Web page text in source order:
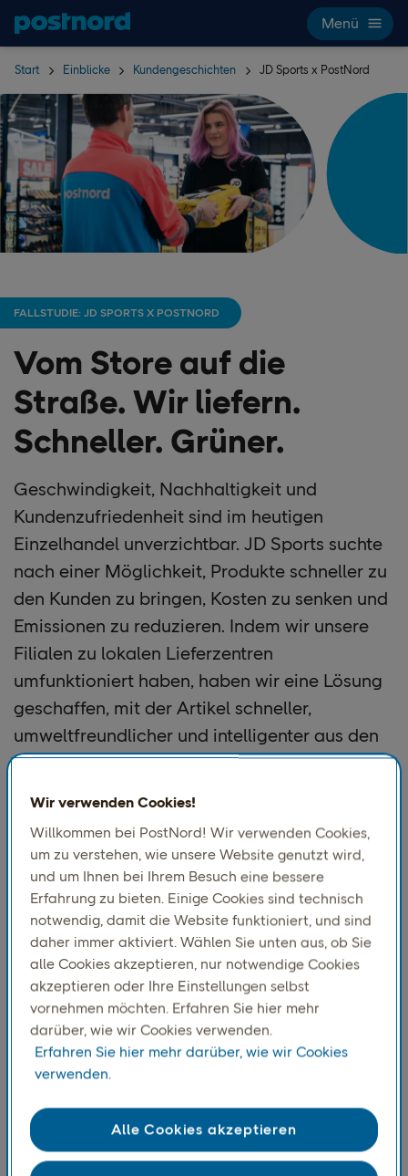
Hoppa över navigering och sök
Menü
Start Einblicke Kundengeschichten JD Sports x PostNord
FALLSTUDIE: JD SPORTS X POSTNORD
Vom Store auf die
Straße. Wir liefern.
Schneller. Grüner.
Geschwindigkeit, Nachhaltigkeit und
Kundenzufriedenheit sind im heutigen
Einzelhandel unverzichtbar. JD Sports suchte
nach einer Möglichkeit, Produkte schneller zu
den Kunden zu bringen, Kosten zu senken und
Emissionen zu reduzieren. Indem wir unsere
Filialen zu lokalen Lieferzentren
umfunktioniert haben, haben wir eine Lösung
geschaffen, mit der Artikel schneller,
umweltfreundlicher und intelligenter aus den
Filialen auf die Straße gelangen.
Das Geschäft verstehen
JD Sports operiert in einem schnelllebigen
und die Erwartungen der Kunden an die
Liefergeschwindigkeit hoch sind. JD Sports verfügt über
zahlreiche Filialen in Schweden, Dänemark und Finnland
Wir verwenden Cookies!
Willkommen bei PostNord! Wir verwenden Cookies,
um zu verstehen, wie unsere Website genutzt wird,
und um Ihnen bei Ihrem Besuch eine bessere
Erfahrung zu bieten. Einige Cookies sind technisch
notwendig, damit die Website funktioniert, und sind
daher immer aktiviert. Wählen Sie unten aus, ob Sie
alle Cookies akzeptieren, nur notwendige Cookies
akzeptieren oder Ihre Einstellungen selbst
vornehmen möchten. Erfahren Sie hier mehr
darüber, wie wir Cookies verwenden.
Erfahren Sie hier mehr darüber, wie wir Cookies
verwenden.
Alle Cookies akzeptieren